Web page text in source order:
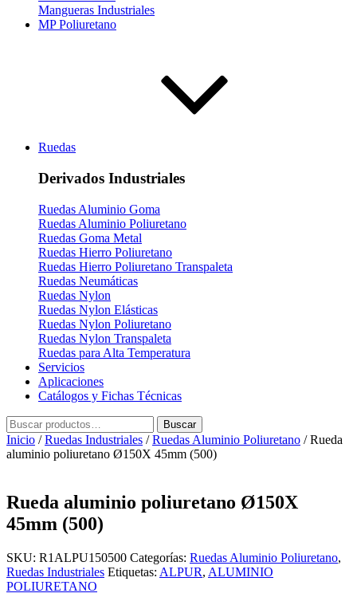
Mangueras Industriales
MP Poliuretano
Ruedas
Derivados Industriales
Ruedas Aluminio Goma
Ruedas Aluminio Poliuretano
Ruedas Goma Metal
Ruedas Hierro Poliuretano
Ruedas Hierro Poliuretano Transpaleta
Ruedas Neumáticas
Ruedas Nylon
Ruedas Nylon Elásticas
Ruedas Nylon Poliuretano
Ruedas Nylon Transpaleta
Ruedas para Alta Temperatura
Servicios
Aplicaciones
Catálogos y Fichas Técnicas
Buscar
por:
Buscar
Inicio /Ruedas Industriales /Ruedas Aluminio Poliuretano / Rueda
aluminio poliuretano Ø150X 45mm (500)
Rueda aluminio poliuretano Ø150X
45mm (500)
SKU: R1ALPU150500 Categorías: Ruedas Aluminio Poliuretano,
Ruedas Industriales Etiquetas: ALPUR, ALUMINIO
POLIURETANO